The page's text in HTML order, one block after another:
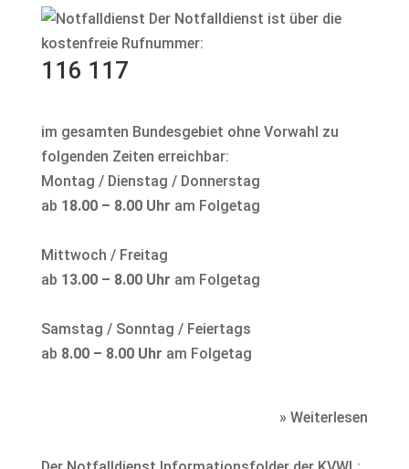
Der Notfalldienst ist über die
kostenfreie Rufnummer:
116 117
im gesamten Bundesgebiet ohne Vorwahl zu
folgenden Zeiten erreichbar:
Montag / Dienstag / Donnerstag
ab 18.00 – 8.00 Uhr am Folgetag
Mittwoch / Freitag
ab 13.00 – 8.00 Uhr am Folgetag
Samstag / Sonntag / Feiertags
ab 8.00 – 8.00 Uhr am Folgetag
» Weiterlesen